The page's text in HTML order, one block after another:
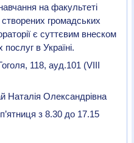
на факультеті
створених громадських
є суттєвим внеском
в Україні.
118, ауд.101 (VIII
Наталія Олександрівна
з 8.30 до 17.15